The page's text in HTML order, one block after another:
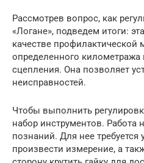
Рассмотрев вопрос, как
«Логане», подведем итоги:
качестве
определенного
сцепления. Она позволяет
неисправностей.
Чтобы выполнить
набор инструментов. Работа
познаний. Для нее
произвести измерение, а